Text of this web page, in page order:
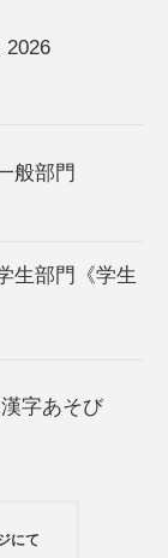
2026
般部門
生部門《学生
字あそび
にて